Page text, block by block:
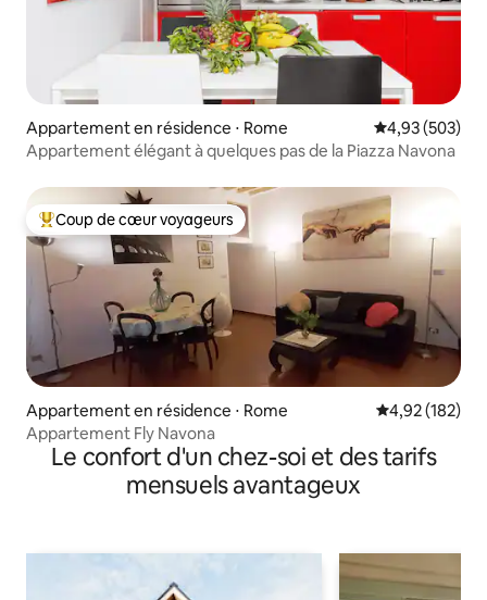
Appartement en résidence ⋅ Rome Évaluation
4,93 (503)
Appartement élégant à quelques pas de la Piazza Navona
Coups de cœur voyageurs les plus appréciés
Coup de cœur voyageurs
Appartement en résidence ⋅ Rome Évaluation
4,92 (182)
Appartement Fly Navona
Le confort d'un chez-soi et des tarifs
mensuels avantageux